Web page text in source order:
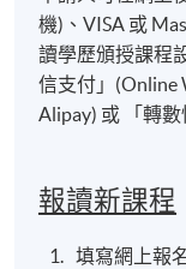
形式：理論講
語言：粵語授
開課日期
現時接受報名
機)、VISA 或
讀學歷頒授課程
信支付」(Online
Alipay) 或 「轉數
報讀新課程
填寫網上報